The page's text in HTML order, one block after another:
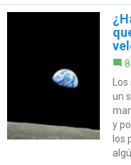
un
y
los